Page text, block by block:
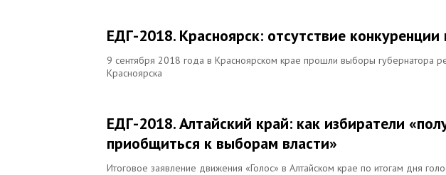
ЕДГ-2018. Красноярск: отсутствие
9 сентября 2018 года в Красноярском крае прошли выборы губернатора
Красноярска
ЕДГ-2018. Алтайский край: как избиратели
приобщиться к выборам власти»
Итоговое заявление движения «Голос» в Алтайском крае по итогам дня